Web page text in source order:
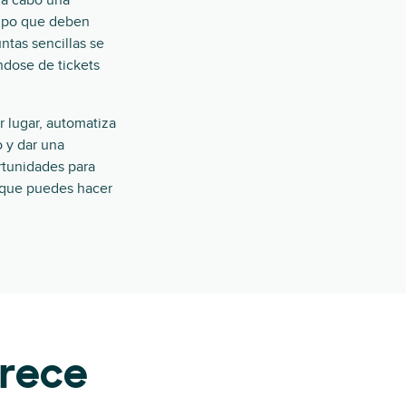
que deben
sencillas se
de tickets
lugar, automatiza
y dar una
para
puedes hacer